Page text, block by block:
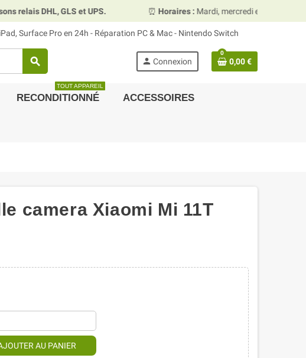
DHL, GLS et UPS. Horaires :Mardi, mercredi et vendredi
Surface Pro en 24h - Réparation PC & Mac - Nintendo Switch
search person Connexion
0
0,00 €
RECONDITIONNÉ
TOUT APPAREIL
ACCESSOIRES
camera Xiaomi Mi 11T
AU PANIER